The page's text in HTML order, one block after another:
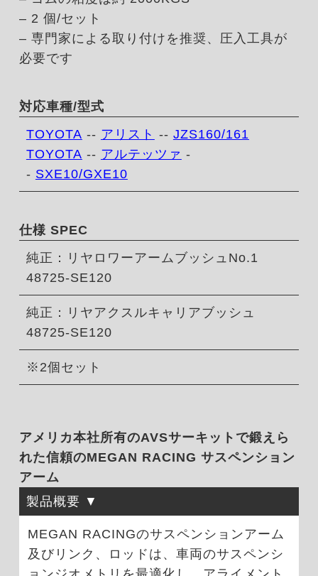
– 2 個/セット
– 専門家による取り付けを推奨、圧入工具が
必要です
対応車種/型式
TOYOTA -- アリスト -- JZS160/161
TOYOTA -- アルテッツァ -
- SXE10/GXE10
仕様 SPEC
純正：リヤロワーアームブッシュNo.1
48725-SE120
純正：リヤアクスルキャリアブッシュ
48725-SE120
※2個セット
アメリカ本社所有のAVSサーキットで鍛えら
れた信頼のMEGAN RACING サスペンション
アーム
製品概要
MEGAN RACINGのサスペンションアーム
及びリンク、ロッドは、車両のサスペンシ